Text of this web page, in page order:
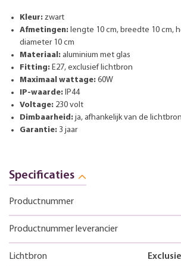
Kleur: zwart
Afmetingen: lengte 10 cm, breedte 10 cm,
diameter 10 cm
Materiaal: aluminium met glas
Fitting: E27, exclusief lichtbron
Maximaal wattage: 60W
IP-waarde: IP44
Voltage: 230 volt
Dimbaarheid: ja, afhankelijk van de lichtbron
Garantie: 3 jaar
Specificaties
Productnummer
Productnummer leverancier
Lichtbron